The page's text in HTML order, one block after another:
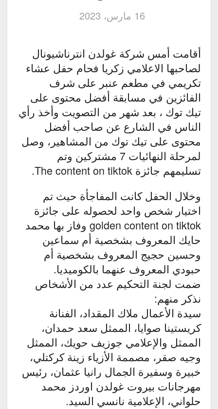
16 مارس، 2023
أقامت أمس شركة غولدن انترناشيونال
لصاحبها الاعلامي زكريا فحام حفل عشاء
تكريمي في مطعم عنبر على شرف
الفائزين في مسابقة أفضل محتوى على
تيك توك ، بعد شهر من التصويت وأخذ رأي
الناس في الشارع عن صاحب أفضل
محتوى على تيك توك من المشاهير، وصل
لمرحلة النهائيات 7 مشتركين وتم
تسليمهم جائزة The content on tiktok.
وخلال الحفل كانت المفاجأة حيث تم
اختيار شخص واحد لحصوله على جائزة
golden content on tiktok وفاز بها محمد
حايك المعروف بشخصية أم سماعين
وحسين حجيج المعروف بشخصية أم
حبودي المعروف عنهما بالكوميديا.
ضمت لجنة التحكيم عدد من الأشخاص
نذكر منهم:
سيدة الأعمال ملاك المقداد، الفنانة
كريستينا صوايا، الممثل سعد حمدان،
الممثل والإعلامي جوزيف حويك، الممثل
وجيه صقر، مصممة الأزياء زينة كركتلي،
خبيرة وسفيرة الجمال رانيا عثمان، رئيس
مهرجانات بيروت غولدن اوردز محمد
حلواني، الإعلامية نانسي السيد.